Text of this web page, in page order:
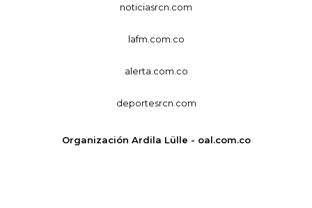
noticiasrcn.com
lafm.com.co
alerta.com.co
deportesrcn.com
Organización Ardila Lülle - oal.com.co